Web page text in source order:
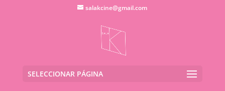
salakcine@gmail.com
SELECCIONAR PÁGINA